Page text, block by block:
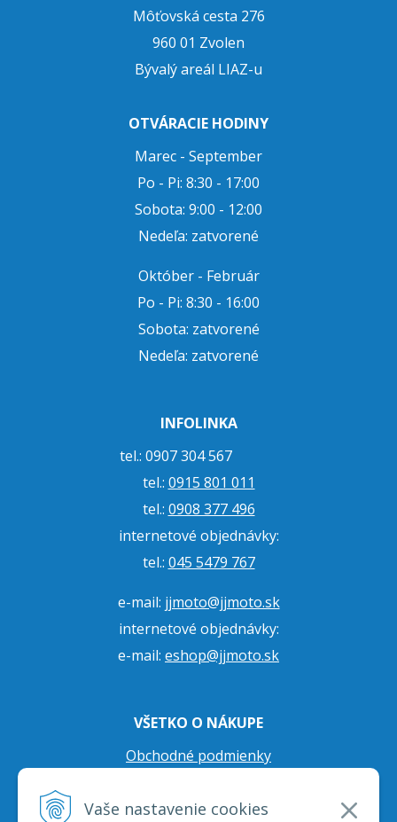
Vaše nastavenie cookies
Môťovská cesta 276
960 01 Zvolen
Bývalý areál LIAZ-u
OTVÁRACIE HODINY
Marec - September
Po - Pi: 8:30 - 17:00
Sobota: 9:00 - 12:00
Nedeľa: zatvorené
Október - Február
Po - Pi: 8:30 - 16:00
Sobota: zatvorené
Nedeľa: zatvorené
INFOLINKA
tel.: 0907 304 567
tel.: 0915 801 011
tel.: 0908 377 496
internetové objednávky:
tel.: 045 5479 767
e-mail: jjmoto@jjmoto.sk
internetové objednávky:
e-mail: eshop@jjmoto.sk
VŠETKO O NÁKUPE
Obchodné podmienky
Prepravné podmienky